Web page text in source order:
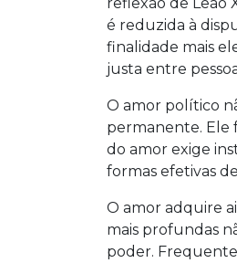
é reduzida à
finalidade mais
justa entre
O amor político
permanente. Ele
do amor exige
formas efetivas
O amor adquire
mais profundas
poder.